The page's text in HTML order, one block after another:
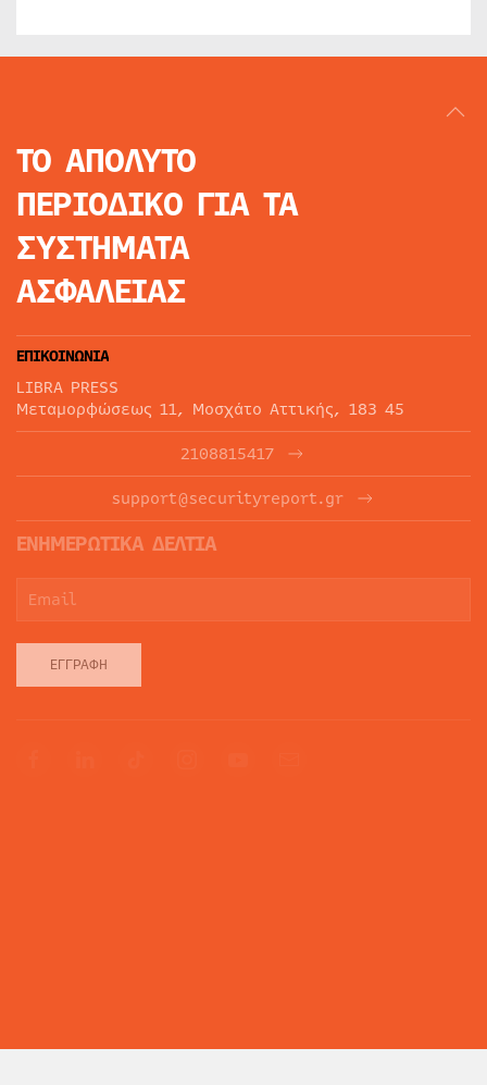
ΤΟ ΑΠΟΛΥΤΟ
ΠΕΡΙΟΔΙΚΟ ΓΙΑ ΤΑ
ΣΥΣΤΗΜΑΤΑ
ΑΣΦΑΛΕΙΑΣ
ΕΠΙΚΟΙΝΩΝΙΑ
LIBRA PRESS
Μεταμορφώσεως 11, Μοσχάτο Αττικής, 183 45
2108815417
support@securityreport.gr
ΕΝΗΜΕΡΩΤΙΚΑ ΔΕΛΤΙΑ
ΕΓΓΡΑΦΉ